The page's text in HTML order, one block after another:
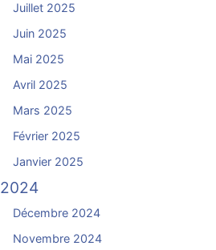
Juillet 2025
Juin 2025
Mai 2025
Avril 2025
Mars 2025
Février 2025
Janvier 2025
2024
Décembre 2024
Novembre 2024